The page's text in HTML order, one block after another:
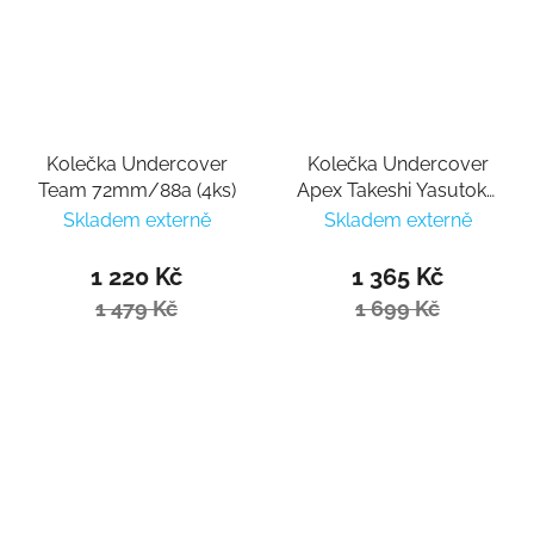
Kolečka Undercover
Team 72mm/88a (4ks)
Skladem externě
1 220 Kč
1 479 Kč
Kolečka Undercover
Apex Takeshi Yasutoko
68mm/88a (4ks)
Skladem externě
1 365 Kč
1 699 Kč